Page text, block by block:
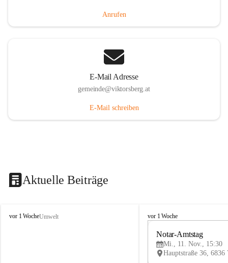
Anrufen
E-Mail Adresse
gemeinde@viktorsberg.at
E-Mail schreiben
Aktuelle Beiträge
V
vor 1 WocheUmwelt
V
vor 1 Woche
Notar-Amtstag
Mi., 11. Nov., 15:30